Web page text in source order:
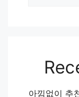
아낌없이 추